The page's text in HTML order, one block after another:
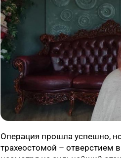
Операция прошла успешно,
трахеостомой – отверстием